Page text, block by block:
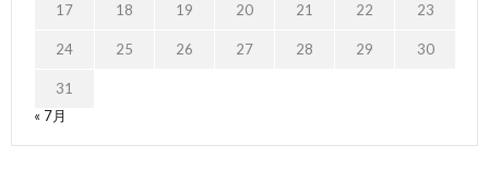
17 18 19 20 21 22 23
24 25 26 27 28 29 30
31
« 7月